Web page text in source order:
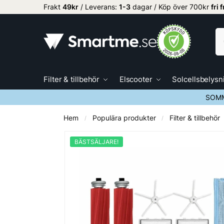
Frakt 49kr / Leverans: 1-3 dagar / Köp över 700kr fri
Filter & tillbehör Elscooter
Hem / Populära produkter / Filter & tillbehör
BÄSTSÄLJARE!